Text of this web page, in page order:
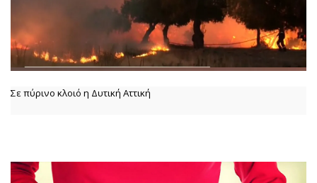
Σε πύρινο κλοιό η Δυτική Αττική